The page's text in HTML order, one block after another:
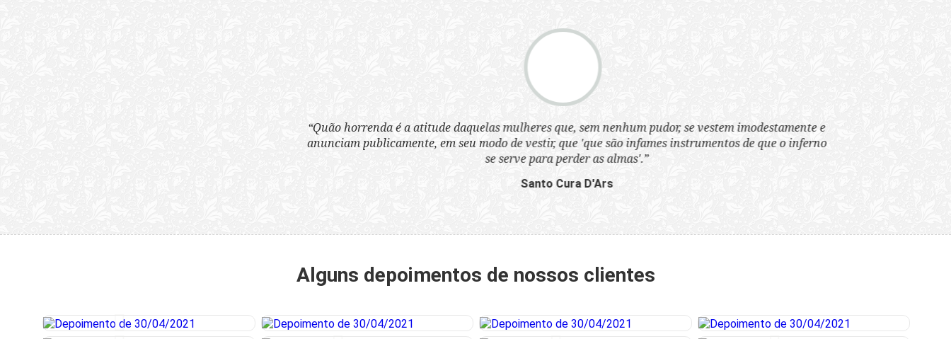
“Quão horrenda é a atitude daquelas mulheres que, sem nenhum pudor, se vestem imodestamente e
anunciam publicamente, em seu modo de vestir, que 'que são infames instrumentos de que o inferno
se serve para perder as almas'.”
Santo Cura D'Ars
Alguns depoimentos de nossos clientes